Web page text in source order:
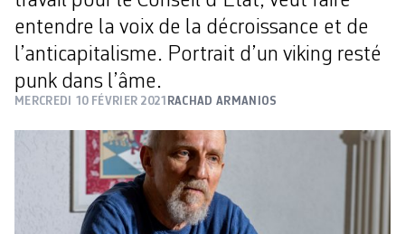
entendre la voix de la décroissance et de
l’anticapitalisme. Portrait d’un viking resté
punk dans l’âme.
MERCREDI 10 FÉVRIER 2021 RACHAD ARMANIOS